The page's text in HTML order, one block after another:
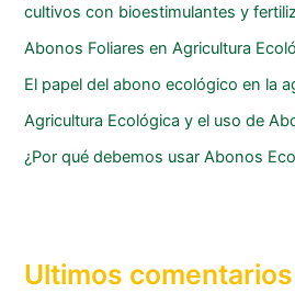
cultivos con bioestimulantes y
Abonos Foliares en Agricultura
El papel del abono ecológico en la
Agricultura Ecológica y el uso de
¿Por qué debemos usar Abonos
Ultimos comentarios